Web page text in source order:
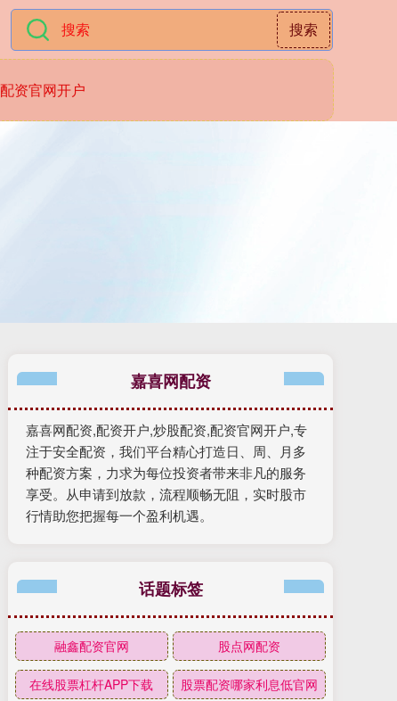
搜索
配资官网开户
嘉喜网配资
嘉喜网配资,配资开户,炒股配资,配资官网开户,专
注于安全配资，我们平台精心打造日、周、月多
种配资方案，力求为每位投资者带来非凡的服务
享受。从申请到放款，流程顺畅无阻，实时股市
行情助您把握每一个盈利机遇。
话题标签
融鑫配资官网 股点网配资
在线股票杠杆APP下载 股票配资哪家利息低官网